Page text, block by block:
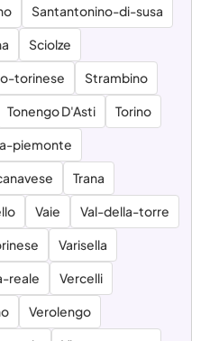
Santantonino-di-susa
Sciolze
torinese Strambino
Tonengo D'Asti Torino
piemonte
Trana
Vaie Val-della-torre
Varisella
reale Vercelli
Verolengo